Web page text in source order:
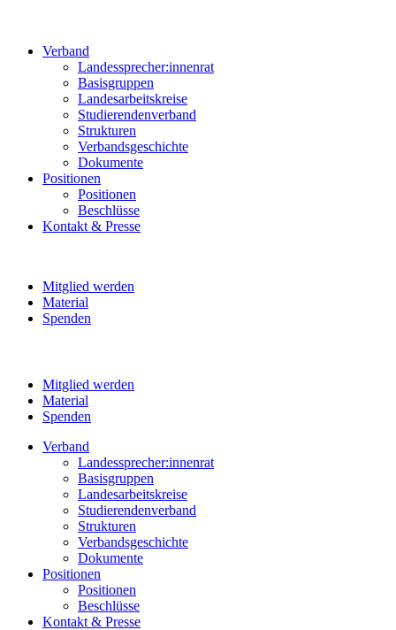
Verband
Landessprecher:innenrat
Basisgruppen
Landesarbeitskreise
Studierendenverband
Strukturen
Verbandsgeschichte
Dokumente
Positionen
Positionen
Beschlüsse
Kontakt & Presse
Mitglied werden
Material
Spenden
Mitglied werden
Material
Spenden
Verband
Landessprecher:innenrat
Basisgruppen
Landesarbeitskreise
Studierendenverband
Strukturen
Verbandsgeschichte
Dokumente
Positionen
Positionen
Beschlüsse
Kontakt & Presse